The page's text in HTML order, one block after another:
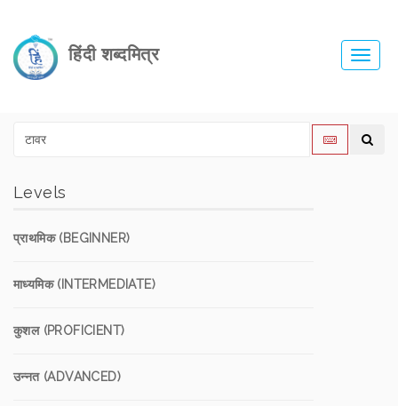
हिंदी शब्दमित्र
Levels
प्राथमिक (BEGINNER)
माध्यमिक (INTERMEDIATE)
कुशल (PROFICIENT)
उन्नत (ADVANCED)